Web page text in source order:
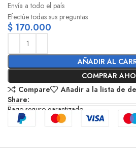
Envía a todo el país
Efectúe todas sus preguntas
$ 170.000
AÑADIR AL
COMPRAR
Compare
Añadir a la lista de
Share:
Pago seguro garantizado